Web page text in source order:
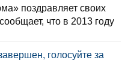
поздравляет своих
что в 2013 году
голосуйте за